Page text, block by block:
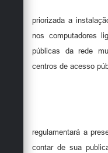
priorizada a
nos computadores
públicas da rede
centros de acesso
regulamentará a
contar de sua